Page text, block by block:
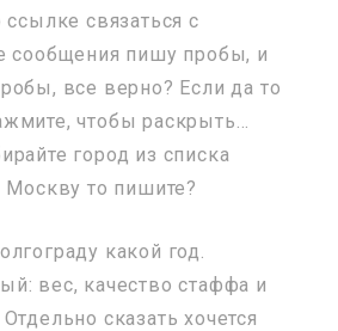
связаться с
сообщения пишу пробы, и
все верно? Если да то
чтобы раскрыть…
город из списка
то пишите?
какой год.
вес, качество стаффа и
сказать хочется